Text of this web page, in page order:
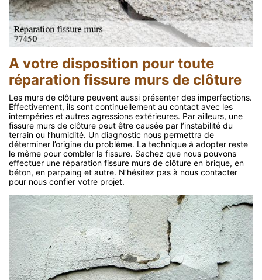
A votre disposition pour toute
réparation fissure murs de clôture
Les murs de clôture peuvent aussi présenter des imperfections.
Effectivement, ils sont continuellement au contact avec les
intempéries et autres agressions extérieures. Par ailleurs, une
fissure murs de clôture peut être causée par l’instabilité du
terrain ou l’humidité. Un diagnostic nous permettra de
déterminer l’origine du problème. La technique à adopter reste
le même pour combler la fissure. Sachez que nous pouvons
effectuer une réparation fissure murs de clôture en brique, en
béton, en parpaing et autre. N’hésitez pas à nous contacter
pour nous confier votre projet.